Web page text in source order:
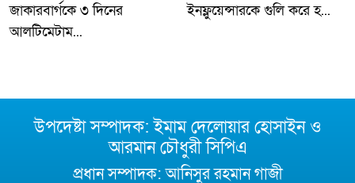
জাকারবার্গকে ৩ দিনের
আলটিমেটাম...
ইনফ্লুয়েন্সারকে গুলি করে হ...
উপদেষ্টা সম্পাদক: ইমাম দেলোয়ার হোসাইন ও
আরমান চৌধুরী সিপিএ
প্রধান সম্পাদক: আনিসুর রহমান গাজী